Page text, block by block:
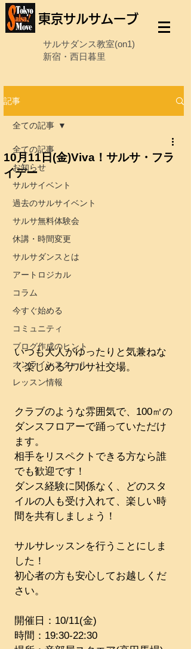
東京サルサムーブ
サルサダンス教室(on1)
新宿・西日暮里
記事
全ての記事
お知らせ
サルサイベント
過去のサルサイベント
サルサ無料体験会
休講・時間変更
サルサダンスとは
アートロジカル
コラム
今すぐ始める
コミュニティ
ブログ作成のヒント
オンラインスクール
レッスン情報
全ての記事
10月11日(金)​Viva！サルサ・フラ
イデー
いつも大人がゆったりと気兼ねな
く楽しめるサルサ社交場。
クラブのような雰囲気で、100㎡の
ダンスフロアーで踊っていただけ
ます。
相手をリスペクトできる方なら誰
でも歓迎です！
​ダンス経験に関係なく、どのスタ
イルの人も受け入れて、楽しい時
間を共有しましょう！
サルサレッスンを行うことにしま
した！
初心者の方も安心してお越しくだ
さい。
​​開催日：10/11(金)
時間：19:30-22:30